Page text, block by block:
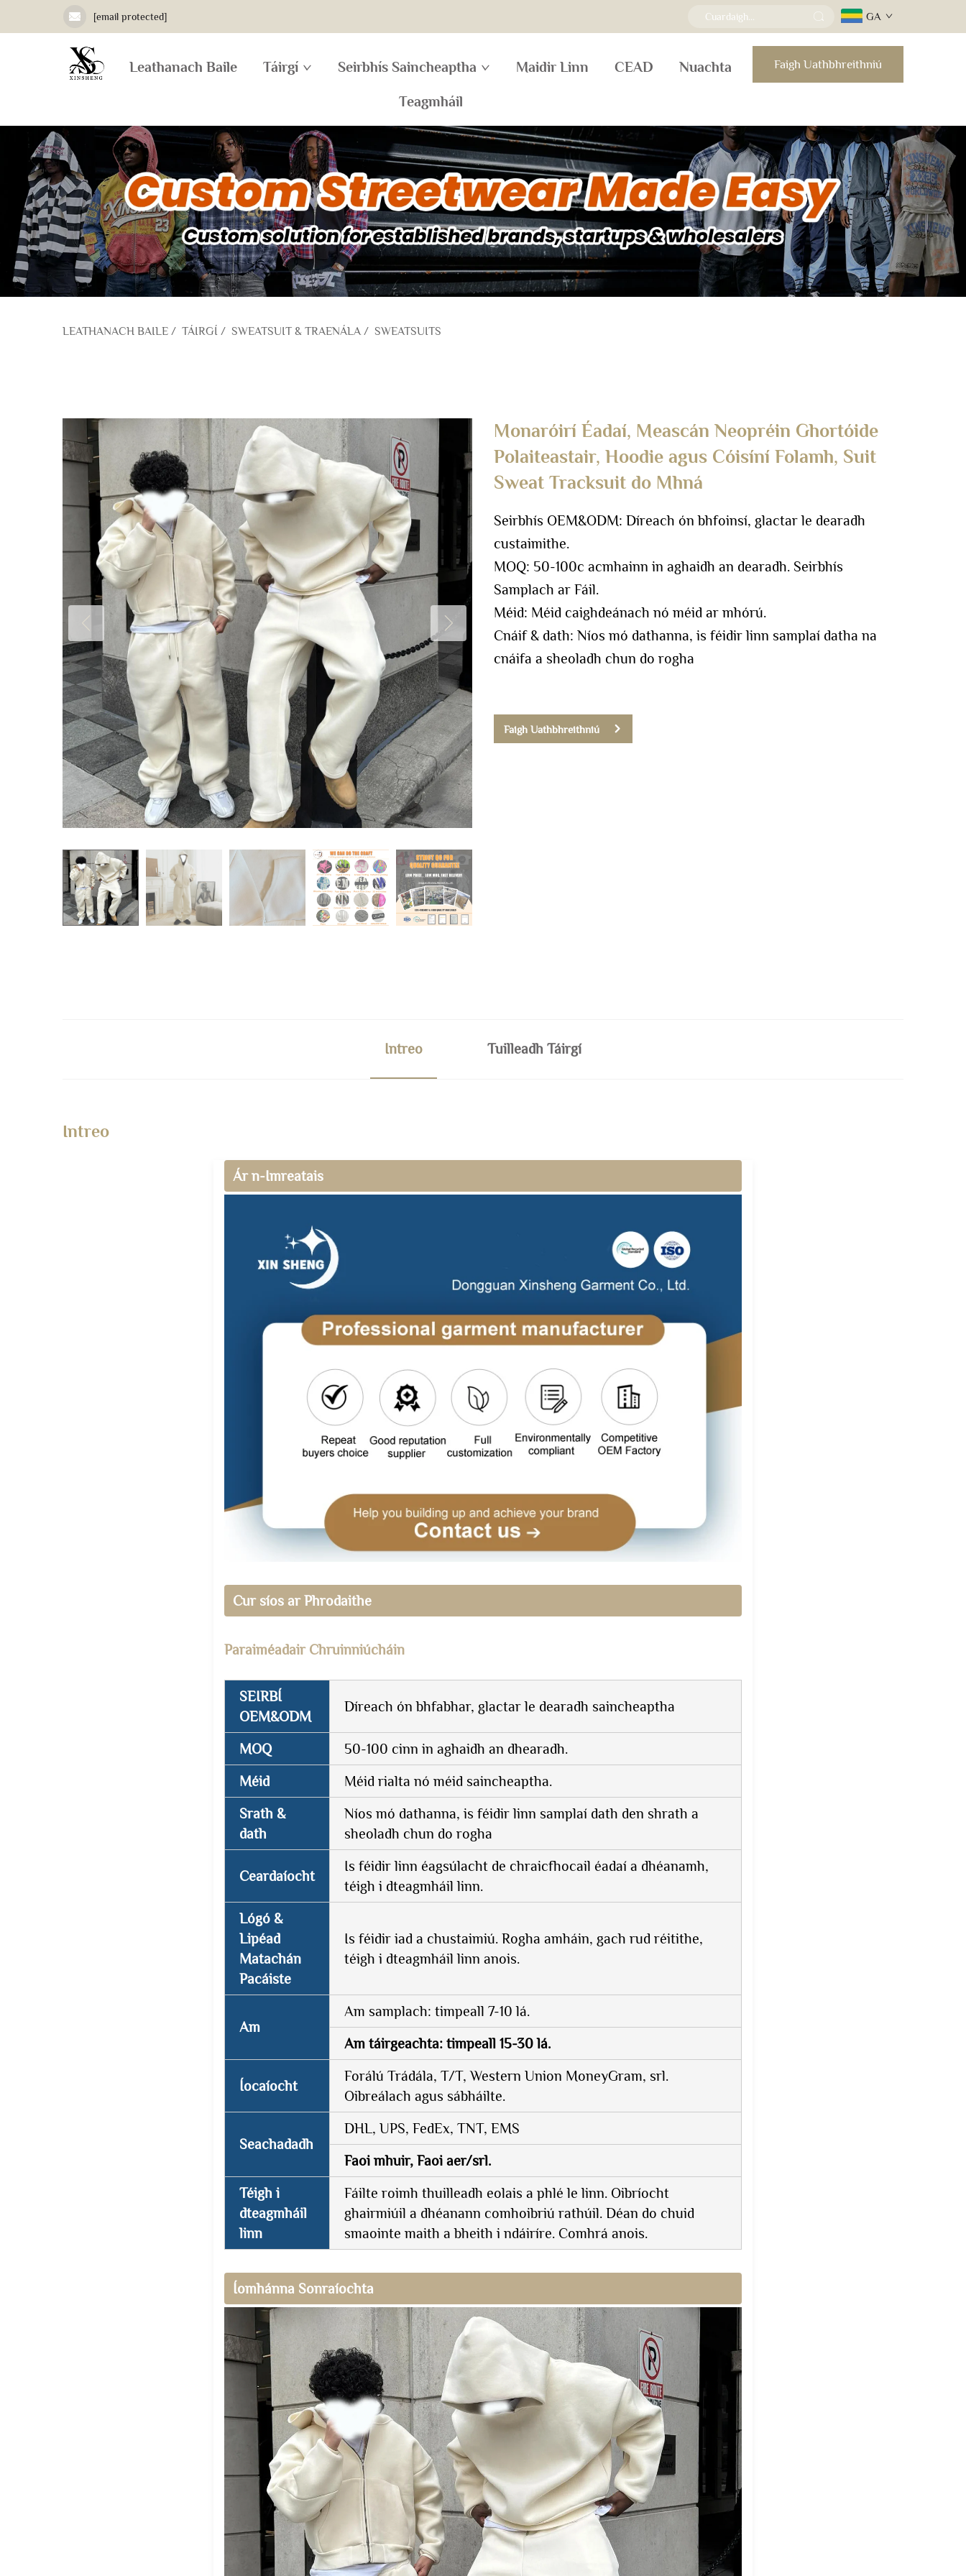
[email protected] GA
Leathanach Baile Táirgí Seirbhís Saincheaptha Maidir Linn CEAD Nuachta
Teagmháil
Faigh Uathbhreithniú
LEATHANACH BAILE / TÁIRGÍ / SWEATSUIT & TRAENÁLA/ SWEATSUITS
Monaróirí Éadaí, Meascán Neopréin Ghortóide
Polaiteastair, Hoodie agus Cóisíní Folamh, Suit
Sweat Tracksuit do Mhná
Seirbhís OEM&ODM: Díreach ón bhfoinsí, glactar le dearadh
custaimithe.
MOQ: 50-100c acmhainn in aghaidh an dearadh. Seirbhís
Samplach ar Fáil.
Méid: Méid caighdeánach nó méid ar mhórú.
Cnáif & dath: Níos mó dathanna, is féidir linn samplaí datha na
cnáifa a sheoladh chun do rogha
Faigh Uathbhreithniú
Intreo Tuilleadh Táirgí
Intreo
Ár n-Imreatais
Cur síos ar Phrodaithe
Paraiméadair Chruinniúcháin
SEIRBÍ
OEM&ODM
Díreach ón bhfabhar, glactar le dearadh saincheaptha
MOQ 50-100 cinn in aghaidh an dhearadh.
Méid Méid rialta nó méid saincheaptha.
Srath &
dath
Níos mó dathanna, is féidir linn samplaí dath den shrath a
sheoladh chun do rogha
Ceardaíocht
Is féidir linn éagsúlacht de chraicfhocail éadaí a dhéanamh,
téigh i dteagmháil linn.
Lógó &
Lipéad
Matachán
Pacáiste
Is féidir iad a chustaimiú. Rogha amháin, gach rud réitithe,
téigh i dteagmháil linn anois.
Am
Am samplach: timpeall 7-10 lá.
Am táirgeachta: timpeall 15-30 lá.
Íocaíocht
Forálú Trádála, T/T, Western Union MoneyGram, srl.
Oibreálach agus sábháilte.
Seachadadh
DHL, UPS, FedEx, TNT, EMS
Faoi mhuir, Faoi aer/srl.
Téigh i
dteagmháil
linn
Fáilte roimh thuilleadh eolais a phlé le linn. Oibríocht
ghairmiúil a dhéanann comhoibriú rathúil. Déan do chuid
smaointe maith a bheith i ndáiríre. Comhrá anois.
Íomhánna Sonraíochta